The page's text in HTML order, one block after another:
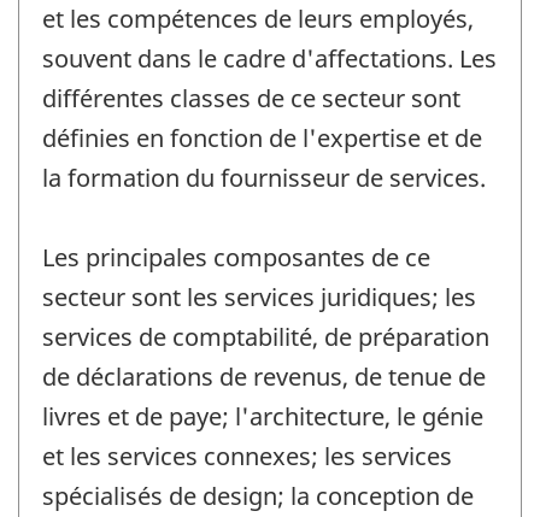
et les compétences de leurs employés,
souvent dans le cadre d'affectations. Les
différentes classes de ce secteur sont
définies en fonction de l'expertise et de
la formation du fournisseur de services.
Les principales composantes de ce
secteur sont les services juridiques; les
services de comptabilité, de préparation
de déclarations de revenus, de tenue de
livres et de paye; l'architecture, le génie
et les services connexes; les services
spécialisés de design; la conception de